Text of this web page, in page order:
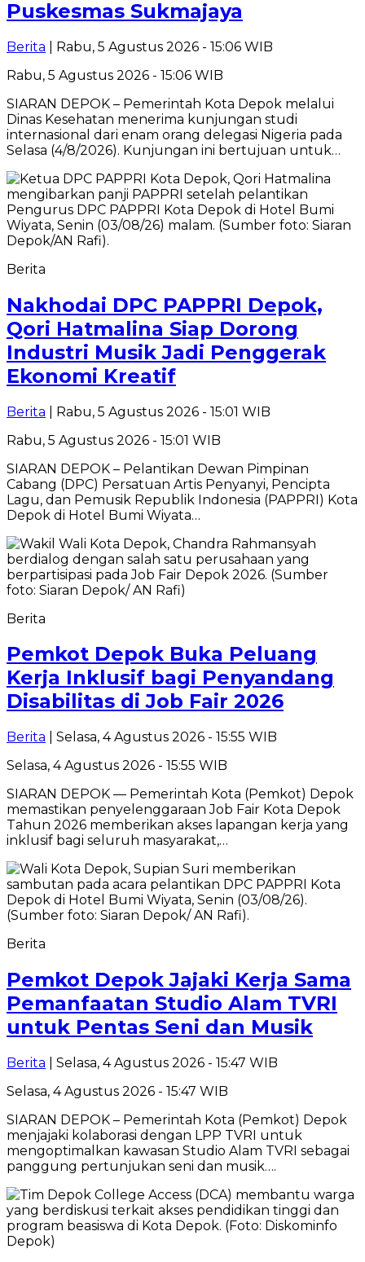
Puskesmas Sukmajaya
Berita | Rabu, 5 Agustus 2026 - 15:06 WIB
Rabu, 5 Agustus 2026 - 15:06 WIB
SIARAN DEPOK – Pemerintah Kota Depok melalui
Dinas Kesehatan menerima kunjungan studi
internasional dari enam orang delegasi Nigeria pada
Selasa (4/8/2026). Kunjungan ini bertujuan untuk…
Berita
Nakhodai DPC PAPPRI Depok,
Qori Hatmalina Siap Dorong
Industri Musik Jadi Penggerak
Ekonomi Kreatif
Berita | Rabu, 5 Agustus 2026 - 15:01 WIB
Rabu, 5 Agustus 2026 - 15:01 WIB
SIARAN DEPOK – Pelantikan Dewan Pimpinan
Cabang (DPC) Persatuan Artis Penyanyi, Pencipta
Lagu, dan Pemusik Republik Indonesia (PAPPRI) Kota
Depok di Hotel Bumi Wiyata…
Berita
Pemkot Depok Buka Peluang
Kerja Inklusif bagi Penyandang
Disabilitas di Job Fair 2026
Berita | Selasa, 4 Agustus 2026 - 15:55 WIB
Selasa, 4 Agustus 2026 - 15:55 WIB
SIARAN DEPOK — Pemerintah Kota (Pemkot) Depok
memastikan penyelenggaraan Job Fair Kota Depok
Tahun 2026 memberikan akses lapangan kerja yang
inklusif bagi seluruh masyarakat,…
Berita
Pemkot Depok Jajaki Kerja Sama
Pemanfaatan Studio Alam TVRI
untuk Pentas Seni dan Musik
Berita | Selasa, 4 Agustus 2026 - 15:47 WIB
Selasa, 4 Agustus 2026 - 15:47 WIB
SIARAN DEPOK – Pemerintah Kota (Pemkot) Depok
menjajaki kolaborasi dengan LPP TVRI untuk
mengoptimalkan kawasan Studio Alam TVRI sebagai
panggung pertunjukan seni dan musik….